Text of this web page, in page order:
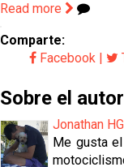
Read more
Comparte:
Facebook
Sobre el
Jonathan HG
Me gusta